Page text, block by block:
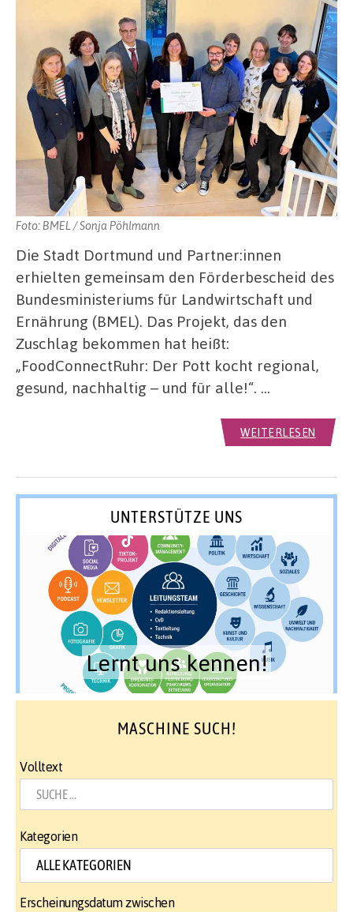
Foto: BMEL / Sonja Pöhlmann
Die Stadt Dortmund und Partner:innen
erhielten gemeinsam den Förderbescheid des
Bundesministeriums für Landwirtschaft und
Ernährung (BMEL). Das Projekt, das den
Zuschlag bekommen hat heißt:
„FoodConnectRuhr: Der Pott kocht regional,
gesund, nachhaltig – und für alle!“. …
WEITERLESEN
UNTERSTÜTZE UNS
Lernt uns kennen!
MASCHINE SUCH!
Volltext
Kategorien
Erscheinungsdatum zwischen